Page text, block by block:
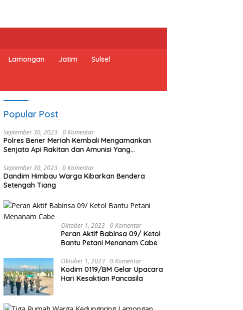
Lamongan Jatim Sulsel
Popular Post
September 30, 2023 0 Komentar
Polres Bener Meriah Kembali Mengamankan
Senjata Api Rakitan dan Amunisi Yang
September 30, 2023 0 Komentar
Dandim Himbau Warga Kibarkan Bendera
Setengah Tiang
Oktober 1, 2023 0 Komentar
Peran Aktif Babinsa 09/ Ketol
Bantu Petani Menanam Cabe
Oktober 1, 2023 0 Komentar
Kodim 0119/BM Gelar Upacara
Hari Kesaktian Pancasila